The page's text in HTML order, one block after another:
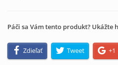
Páči sa Vám tento produkt? Ukážte
Zdieľať Tweet +1